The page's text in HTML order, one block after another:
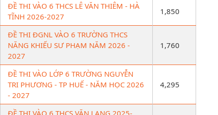
ĐỀ THI VÀO 6 THCS LÊ VĂN THIÊM - HÀ
TĨNH 2026-2027
1,850
ĐỀ THI ĐGNL VÀO 6 TRƯỜNG THCS
NĂNG KHIẾU SƯ PHẠM NĂM 2026 -
2027
1,760
ĐỀ THI VÀO LỚP 6 TRƯỜNG NGUYỄN
TRI PHƯƠNG - TP HUẾ - NĂM HỌC 2026
- 2027
4,295
ĐỀ THI VÀO 6 THCS VĂN LANG 2025-